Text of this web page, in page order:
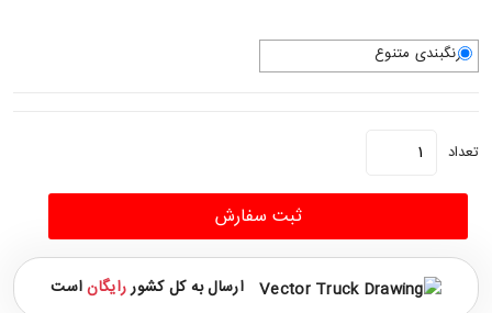
رنگبندی متنوع
تعداد
ثبت سفارش
ارسال به کل کشوررایگاناست